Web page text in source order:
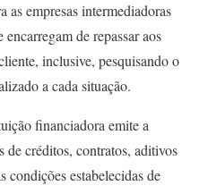
as empresas intermediadoras
de repassar aos
inclusive, pesquisando o
a cada situação.
financiadora emite a
de créditos, contratos, aditivos
condições estabelecidas de